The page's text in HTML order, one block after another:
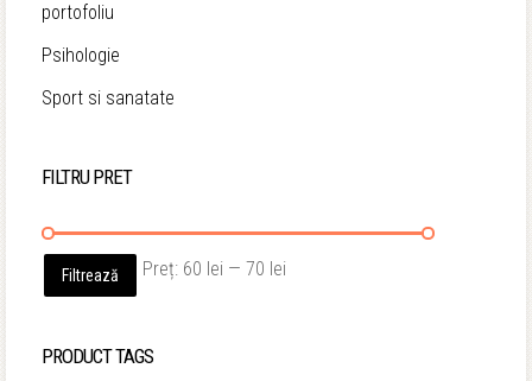
portofoliu
Psihologie
Sport si sanatate
FILTRU PRET
Preț
Preț
Filtrează Preț: 60 lei — 70 lei
PRODUCT TAGS